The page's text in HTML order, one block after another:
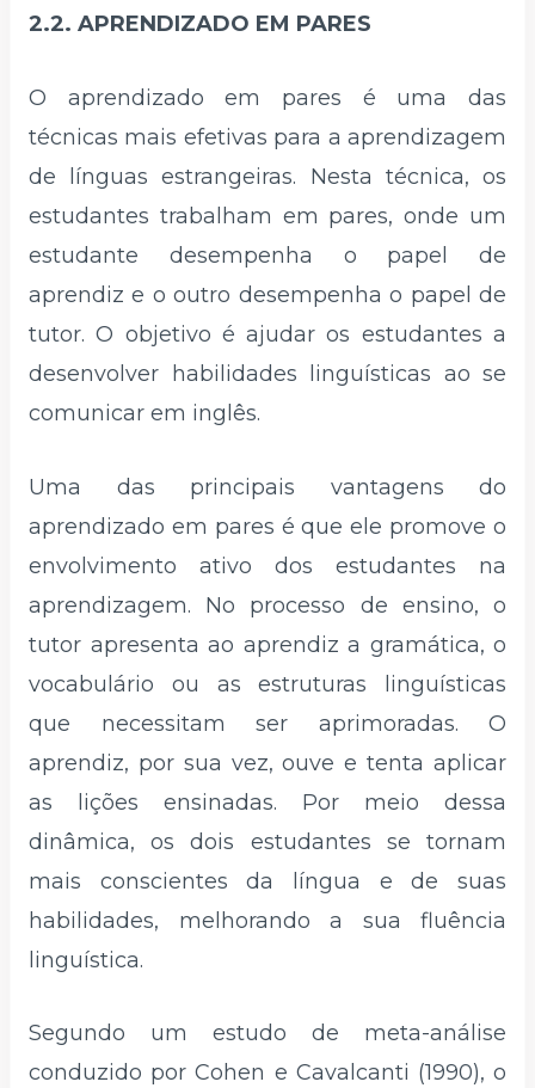
2.2. APRENDIZADO EM PARES
O aprendizado em pares é uma das
técnicas mais efetivas para a aprendizagem
de línguas estrangeiras. Nesta técnica, os
estudantes trabalham em pares, onde um
estudante desempenha o papel de
aprendiz e o outro desempenha o papel de
tutor. O objetivo é ajudar os estudantes a
desenvolver habilidades linguísticas ao se
comunicar em inglês.
Uma das principais vantagens do
aprendizado em pares é que ele promove o
envolvimento ativo dos estudantes na
aprendizagem. No processo de ensino, o
tutor apresenta ao aprendiz a gramática, o
vocabulário ou as estruturas linguísticas
que necessitam ser aprimoradas. O
aprendiz, por sua vez, ouve e tenta aplicar
as lições ensinadas. Por meio dessa
dinâmica, os dois estudantes se tornam
mais conscientes da língua e de suas
habilidades, melhorando a sua fluência
linguística.
Segundo um estudo de meta-análise
conduzido por Cohen e Cavalcanti (1990), o